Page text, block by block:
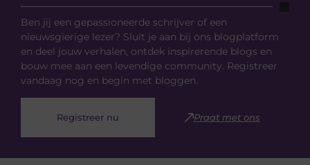
Ben jij een gepassioneerde schrijver of een
nieuwsgierige lezer? Sluit je aan bij ons blogplatform
en deel jouw verhalen, ontdek inspirerende blogs en
bouw mee aan een levendige community. Registreer
vandaag nog en begin met bloggen.
Registreer nu Praat met ons